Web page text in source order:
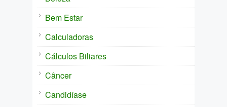
Bem Estar
Calculadoras
Cálculos Biliares
Câncer
Candidíase